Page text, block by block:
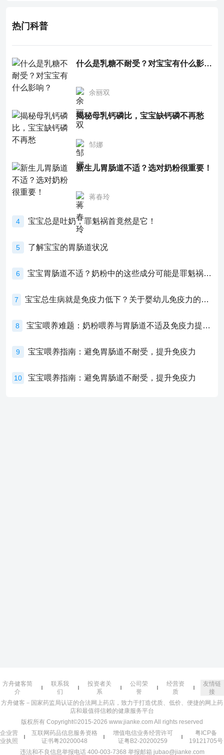
热门科普
什么是乳糖不耐受？对宝宝有什么影响？
余丽双
揭秘母乳钙磷比，宝宝缺钙磷不再愁
邹娜
新生儿胃肠道不适？选对奶粉很重要！
蒋春玲
4 宝宝总是吐奶，罪魁祸首竟然是它！
5 了解宝宝的胃肠道状况
6 宝宝胃肠道不适？奶粉中的这些成分可能是罪魁祸首！
7 宝宝总生病就是免疫力低下？关于婴幼儿免疫力的真相，家长必须了解！
8 宝宝喂养难题：奶粉喂养与胃肠道不适及免疫力提升的奥秘
9 宝宝喂养指南：避免胃肠道不耐受，提升免疫力
10 宝宝喂养指南：避免胃肠道不耐受，提升免疫力
方舟健客简
介
联系我
们
投资者关
系
公司荣
誉
经营资
质
友情链
接
方舟健客－国家药监局认证的合法网上药店，致力于打造优质、低价、便捷的网上药
店和最值得信赖的健康服务平台
版权所有 Copyright©2015-2026 www.jianke.com All rights reserved
企业营
业执照
互联网药品信息服务资格
证书粤20200048
增值电信业务经营许可
证粤B2-20200259
粤ICP备
19121705号
违法和不良信息举报电话 400-003-7368 举报邮箱 jubao@jianke.com